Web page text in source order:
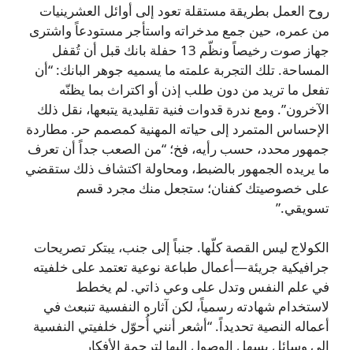
روح العمل بطريقة مستقلة تعود إلى أوائل العشرينيات
من عمره، حين جمع مدخراته واستأجر مستودعاً واشترى
جهاز صوت رخيصاً ونظّم 13 حفلة بانك قبل أن تُقفل
المساحة. تلك التجربة علمته ما يسميه جوهر البانك: “أن
تفعل ما تريد من دون طلب إذن أو اكتراث بما يظنّه
الآخرون”. ومع ندرة قدوات فنية تقليدية يتبعها، نقل ذلك
الإحساس المتمرد إلى حياته المهنية كمصمم حر. مطاردة
جمهور محدد، حسب رأيه، فخ؛ “من الصعب جداً أن تعرف
ما يريده الجمهور بالضبط، ومحاولة اكتشاف ذلك ستقضي
على خصوصيتك كفنان؛ ستجعل منك مجرد قسم
تسويقي.”
الكولاج ليس القصة كلّها. جنباً إلى جنب، يبتكر تصريحات
جرافيكية جريئة—أعمال طباعة نوعية تعتمد على خلفيته
في علم النفس وتدل على وعي ذاتي. لم يخطط
لاستخدام شهادته رسمياً، لكن آثاره النفسية تنبعث في
أعماله النصية تحديداً. “أشعر أنني أُحوّل خلفيتي النفسية
إلى وسائل يسهل الوصول إليها لترجمة الأفكار